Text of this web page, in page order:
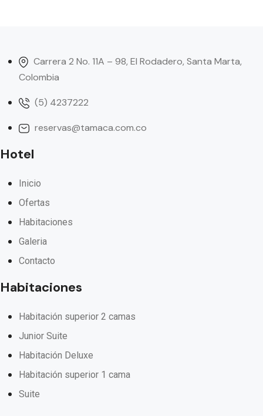
Carrera 2 No. 11A – 98, El Rodadero, Santa Marta,
Colombia
(5) 4237222
reservas@tamaca.com.co
Hotel
Inicio
Ofertas
Habitaciones
Galeria
Contacto
Habitaciones
Habitación superior 2 camas
Junior Suite
Habitación Deluxe
Habitación superior 1 cama
Suite